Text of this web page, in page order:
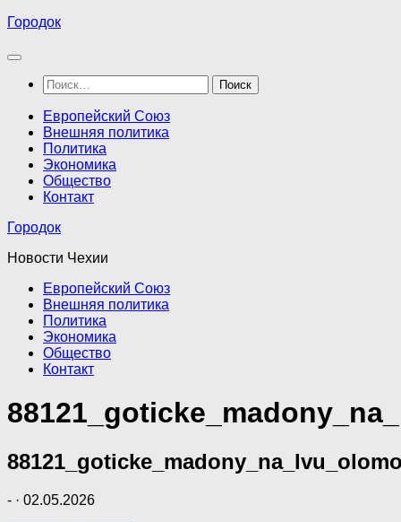
Перейти
содержимому
Городок
Найти:
Европейский Союз
Внешняя политика
Политика
Экономика
Общество
Контакт
Городок
Новости Чехии
Европейский Союз
Внешняя политика
Политика
Экономика
Общество
Контакт
- · 02.05.2026